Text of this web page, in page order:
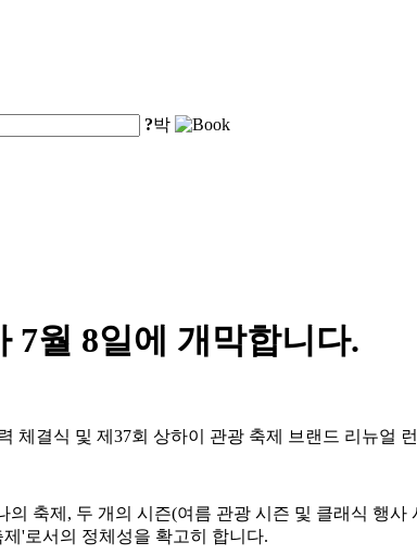
?박
7월 8일에 개막합니다.
체결식 및 제37회 상하이 관광 축제 브랜드 리뉴얼
축제, 두 개의 시즌(여름 관광 시즌 및 클래식 행
'로서의 정체성을 확고히 합니다.